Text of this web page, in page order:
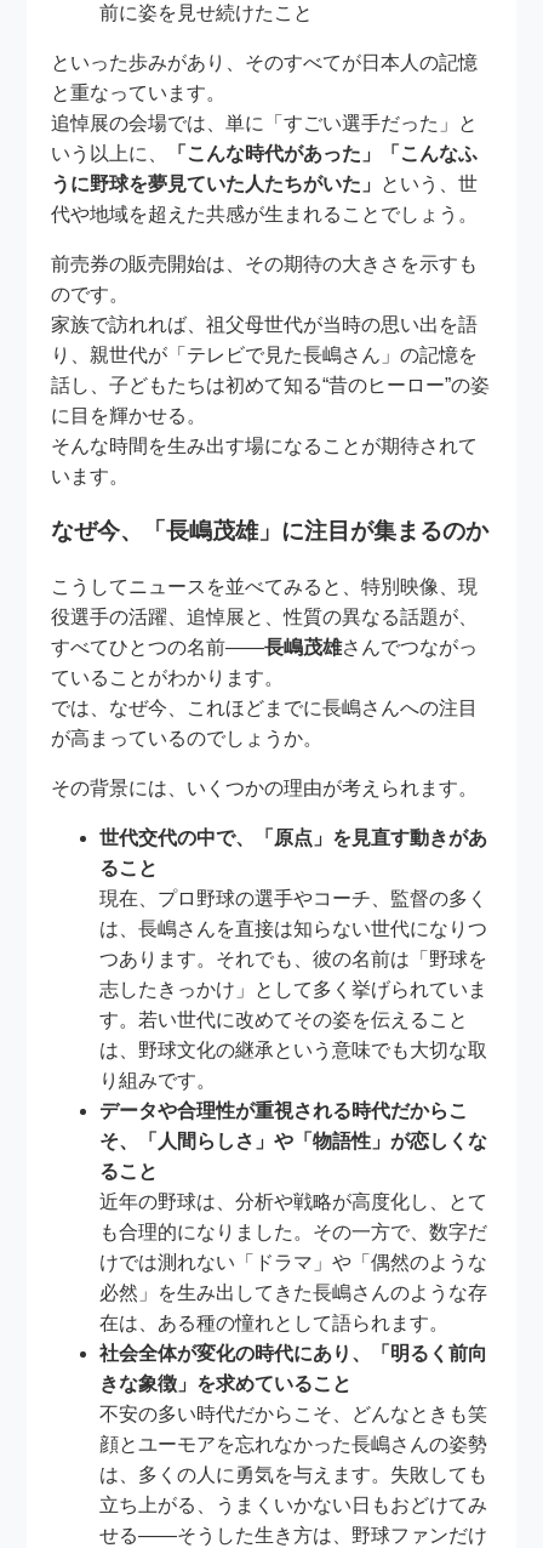
前に姿を見せ続けたこと
といった歩みがあり、そのすべてが日本人の記憶
と重なっています。
追悼展の会場では、単に「すごい選手だった」と
いう以上に、
「こんな時代があった」「こんなふ
うに野球を夢見ていた人たちがいた」 という、世
代や地域を超えた共感が生まれることでしょう。
前売券の販売開始は、その期待の大きさを示すも
のです。
家族で訪れれば、祖父母世代が当時の思い出を語
り、親世代が「テレビで見た長嶋さん」の記憶を
話し、子どもたちは初めて知る“昔のヒーロー”の姿
に目を輝かせる。
そんな時間を生み出す場になることが期待されて
います。
なぜ今、「長嶋茂雄」に注目が集まるのか
こうしてニュースを並べてみると、特別映像、現
役選手の活躍、追悼展と、性質の異なる話題が、
すべてひとつの名前――長嶋茂雄さんでつながっ
ていることがわかります。
では、なぜ今、これほどまでに長嶋さんへの注目
が高まっているのでしょうか。
その背景には、いくつかの理由が考えられます。
世代交代の中で、「原点」を見直す動きがあ
ること
現在、プロ野球の選手やコーチ、監督の多く
は、長嶋さんを直接は知らない世代になりつ
つあります。それでも、彼の名前は「野球を
志したきっかけ」として多く挙げられていま
す。若い世代に改めてその姿を伝えること
は、野球文化の継承という意味でも大切な取
り組みです。
データや合理性が重視される時代だからこ
そ、「人間らしさ」や「物語性」が恋しくな
ること
近年の野球は、分析や戦略が高度化し、とて
も合理的になりました。その一方で、数字だ
けでは測れない「ドラマ」や「偶然のような
必然」を生み出してきた長嶋さんのような存
在は、ある種の憧れとして語られます。
社会全体が変化の時代にあり、「明るく前向
きな象徴」を求めていること
不安の多い時代だからこそ、どんなときも笑
顔とユーモアを忘れなかった長嶋さんの姿勢
は、多くの人に勇気を与えます。失敗しても
立ち上がる、うまくいかない日もおどけてみ
せる――そうした生き方は、野球ファンだけ